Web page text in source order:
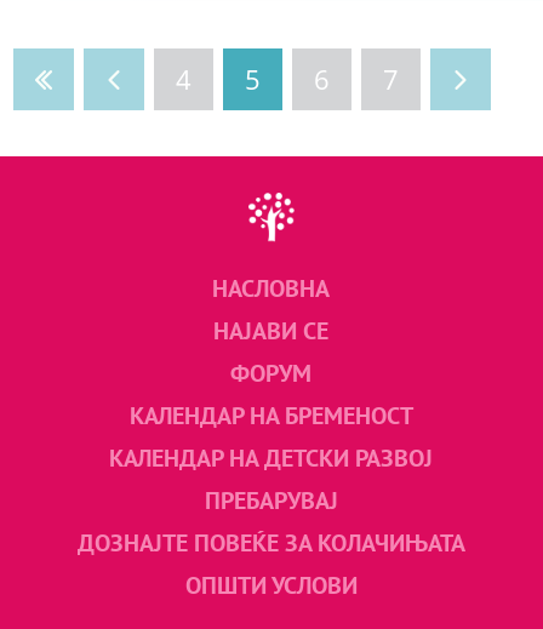
4 5 6 7
НАСЛОВНА
НАЈАВИ СЕ
ФОРУМ
КАЛЕНДАР НА БРЕМЕНОСТ
КАЛЕНДАР НА ДЕТСКИ РАЗВОЈ
ПРЕБАРУВАЈ
ДОЗНАЈТЕ ПОВЕЌЕ ЗА КОЛАЧИЊАТА
ОПШТИ УСЛОВИ